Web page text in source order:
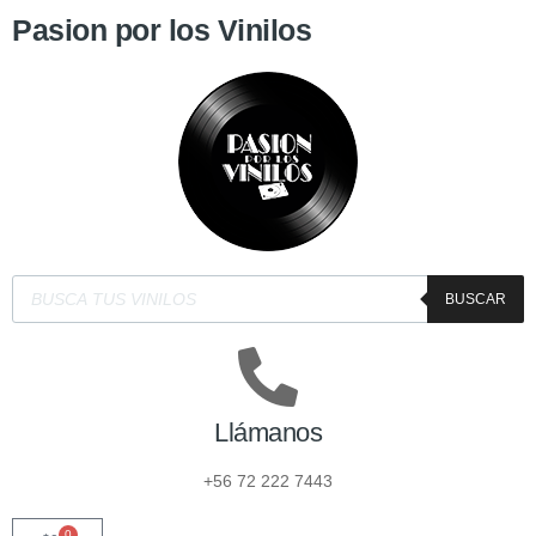
Pasion por los Vinilos
BUSCAR
Llámanos
+56 72 222 7443